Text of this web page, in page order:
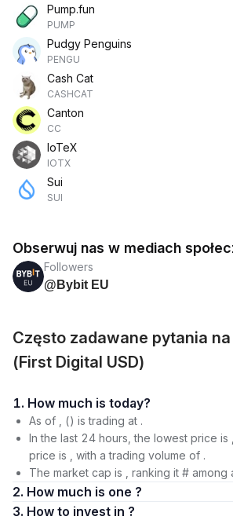
Pump.fun
PUMP
Pudgy Penguins
PENGU
Cash Cat
CASHCAT
Canton
CC
IoTeX
IOTX
Sui
SUI
Obserwuj nas w mediach
Followers
@Bybit EU
Często zadawane pytania na
(First Digital USD)
1. How much is today?
As of , () is trading at .
In the last 24 hours, the lowest price is
price is , with a trading volume of .
The market cap is , ranking it # among
2. How much is one ?
3. How to invest in ?